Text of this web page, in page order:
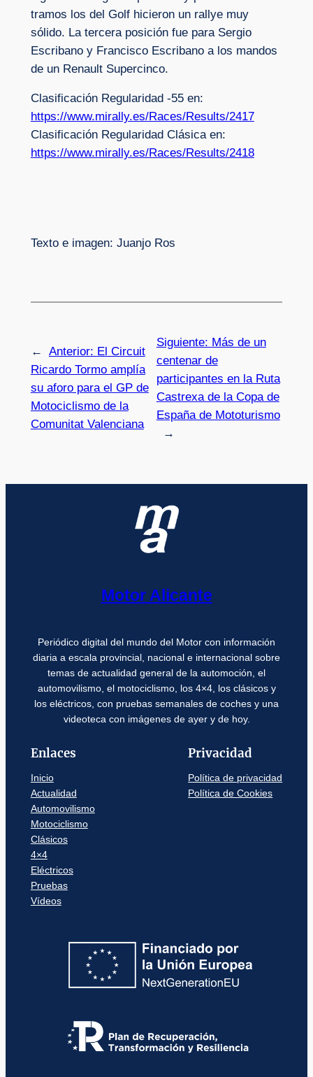
tramos los del Golf hicieron un rallye muy
sólido. La tercera posición fue para Sergio
Escribano y Francisco Escribano a los mandos
de un Renault Supercinco.
Clasificación Regularidad -55 en:
https://www.mirally.es/Races/Results/2417
Clasificación Regularidad Clásica en:
https://www.mirally.es/Races/Results/2418
Texto e imagen: Juanjo Ros
← Anterior: El Circuit
Ricardo Tormo amplía
su aforo para el GP de
Motociclismo de la
Comunitat Valenciana
Siguiente: Más de un
centenar de
participantes en la Ruta
Castrexa de la Copa de
España de Mototurismo
→
Motor Alicante
Periódico digital del mundo del Motor con información
diaria a escala provincial, nacional e internacional sobre
temas de actualidad general de la automoción, el
automovilismo, el motociclismo, los 4×4, los clásicos y
los eléctricos, con pruebas semanales de coches y una
videoteca con imágenes de ayer y de hoy.
Enlaces
Inicio
Actualidad
Automovilismo
Motociclismo
Clásicos
4×4
Eléctricos
Pruebas
Vídeos
Privacidad
Política de privacidad
Política de Cookies